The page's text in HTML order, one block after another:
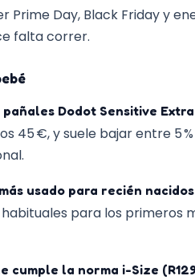
Prime Day, Black Friday y
falta correr.
pañales Dodot Sensitive
45 €, y suele bajar entre 5
usado para recién
habituales para los
cumple la norma i-Size